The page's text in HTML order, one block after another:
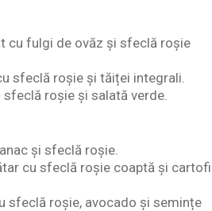
cu fulgi de ovăz și sfeclă roșie
sfeclă roșie și tăiței integrali.
roșie și salată verde.
și sfeclă roșie.
cu sfeclă roșie coaptă și cartofi
sfeclă roșie, avocado și semințe